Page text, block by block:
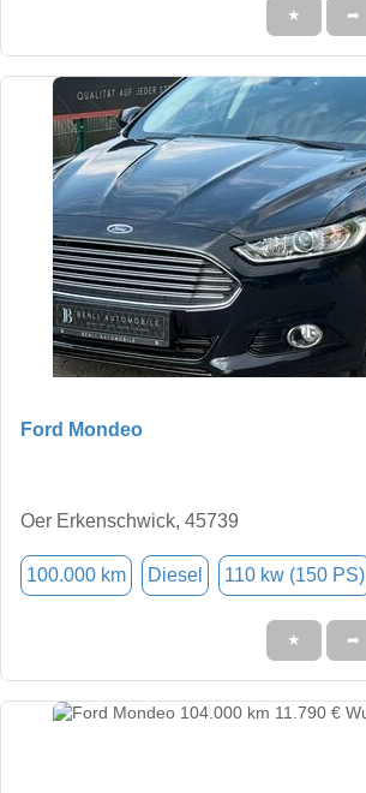
★ ➦
Ford Mondeo
Oer Erkenschwick, 45739
100.000 km Diesel 110 kw (150 PS)
★ ➦